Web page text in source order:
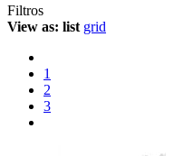
Filtros
View as: list grid
1
2
3